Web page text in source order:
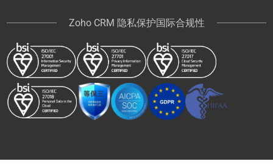
Zoho CRM 隐私保护国际合规性